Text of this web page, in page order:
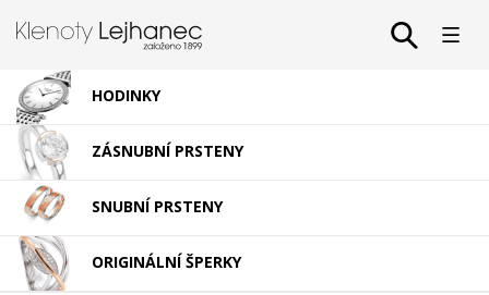
HODINKY
ZÁSNUBNÍ PRSTENY
SNUBNÍ PRSTENY
ORIGINÁLNÍ ŠPERKY